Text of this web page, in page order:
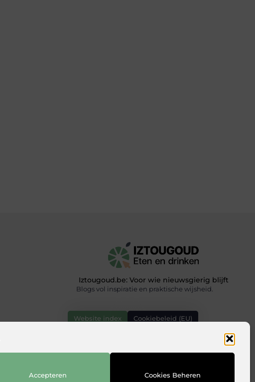
Accepteren Cookies Beheren
Iztougoud.be: Voor wie nieuwsgierig blijft
Blogs vol inspiratie en praktische wijsheid.
Website index Cookiebeleid (EU)